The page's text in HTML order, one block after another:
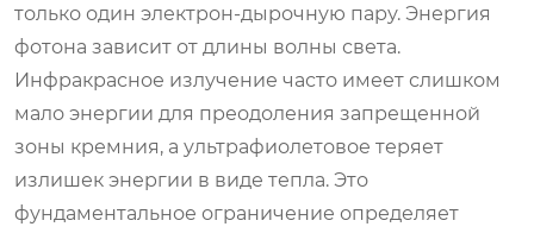
только один электрон-дырочную пару. Энергия
фотона зависит от длины волны света.
Инфракрасное излучение часто имеет слишком
мало энергии для преодоления запрещенной
зоны кремния, а ультрафиолетовое теряет
излишек энергии в виде тепла. Это
фундаментальное ограничение определяет